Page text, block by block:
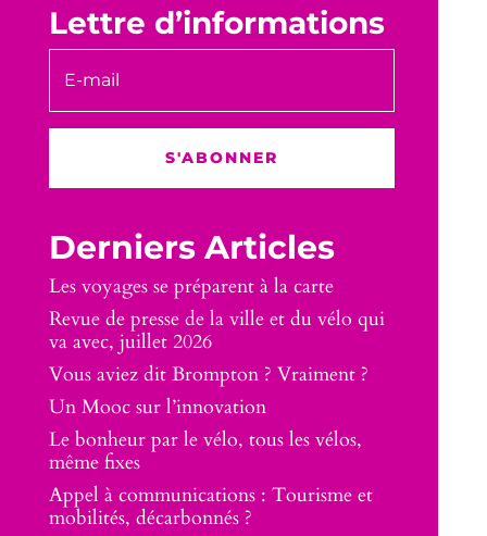
Lettre d’informations
S'ABONNER
Derniers Articles
Les voyages se préparent à la carte
Revue de presse de la ville et du vélo qui
va avec, juillet 2026
Vous aviez dit Brompton ? Vraiment ?
Un Mooc sur l’innovation
Le bonheur par le vélo, tous les vélos,
même fixes
Appel à communications : Tourisme et
mobilités, décarbonnés ?